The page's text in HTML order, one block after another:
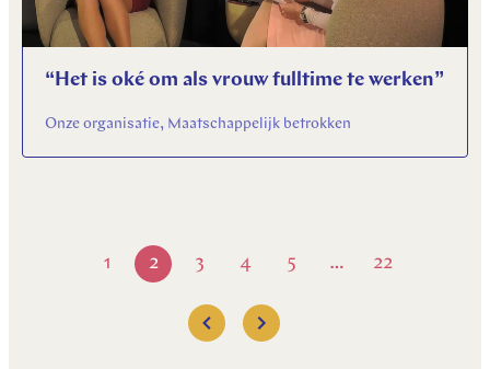
“Het is oké om als vrouw fulltime te werken”
Onze organisatie, Maatschappelijk betrokken
1 2 3 4 5 … 22